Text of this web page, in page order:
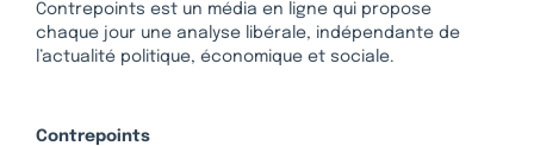
Contrepoints est un média en ligne qui propose
chaque jour une analyse libérale, indépendante de
l’actualité politique, économique et sociale.
Contrepoints